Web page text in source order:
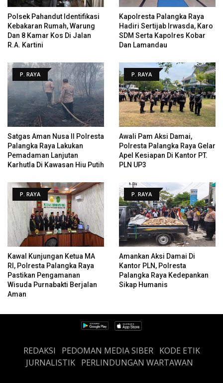
Polsek Pahandut Identifikasi
Kebakaran Rumah, Warung
Dan 8 Kamar Kos Di Jalan
R.A. Kartini
Kapolresta Palangka Raya
Hadiri Sertijab Irwasda, Karo
SDM Serta Kapolres Kobar
Dan Lamandau
P. RAYA
Satgas Aman Nusa II Polresta
Palangka Raya Lakukan
Pemadaman Lanjutan
Karhutla Di Kawasan Hiu Putih
P. RAYA
Awali Pam Aksi Damai,
Polresta Palangka Raya Gelar
Apel Kesiapan Di Kantor PT.
PLN UP3
P. RAYA
Kawal Kunjungan Ketua MA
RI, Polresta Palangka Raya
Pastikan Pengamanan
Wisuda Purnabakti Berjalan
Aman
P. RAYA
Amankan Aksi Damai Di
Kantor PLN, Polresta
Palangka Raya Kedepankan
Sikap Humanis
REDAKSI PEDOMAN MEDIA SIBER
KODE ETIK
JURNALISTIK PERLINDUNGAN WARTAWAN